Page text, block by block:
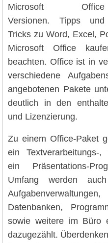
Microsoft Office
Versionen. Tipps und
Tricks zu Word, Excel,
Microsoft Office
beachten. Office ist in
verschiedene
angebotenen Pakete
deutlich in den
und Lizenzierung.
Zu einem Office-Paket
ein Textverarbeitungs-,
ein Präsentations-
Umfang werden
Datenbanken,
sowie weitere im Büro
dazugezählt.